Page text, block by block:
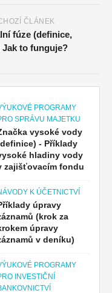
ČLÁNEK
fúze (definice,
Jak to funguje?
PROGRAMY
SPRÁVU MAJETKU
vysoké vody
- Příklady
hladiny vody
zajišťovacím fondu
K ÚČETNICTVÍ
úpravy
(krok za
úpravy
v deníku)
PROGRAMY
INVESTIČNÍ